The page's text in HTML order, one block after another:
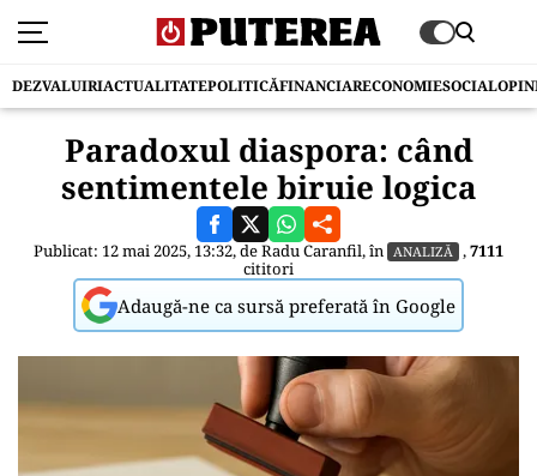
DEZVALUIRIACTUALITATEPOLITICĂFINANCIARECONOMIESOCIAL
Paradoxul diaspora: când
sentimentele biruie logica
Publicat: 12 mai 2025, 13:32, deRadu Caranfil, în ANALIZĂ ,7111
cititori
Adaugă-ne ca sursă preferată în Google